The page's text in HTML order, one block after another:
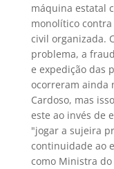
máquina estatal
monolítico contra
civil organizada.
problema, a
e expedição das
ocorreram ainda
Cardoso, mas
este ao invés de
"jogar a sujeira
continuidade ao
como Ministra